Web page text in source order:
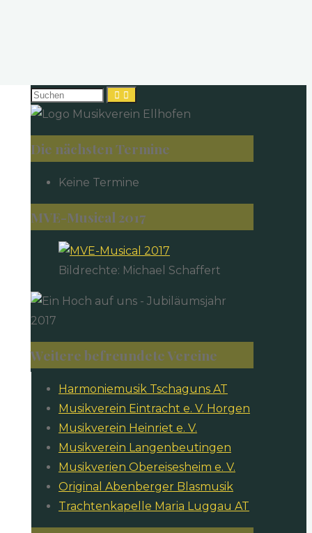
Suchen
nach:
Die nächsten Termine
Keine Termine
MVE-Musical 2017
Bildrechte: Michael Schaffert
Weitere befreundete Vereine
Harmoniemusik Tschaguns AT
Musikverein Eintracht e. V. Horgen
Musikverein Heinriet e. V.
Musikverein Langenbeutingen
Musikverien Obereisesheim e. V.
Original Abenberger Blasmusik
Trachtenkapelle Maria Luggau AT